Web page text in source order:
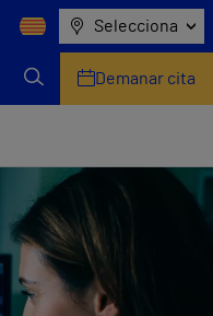
Selecciona
Demanar cita